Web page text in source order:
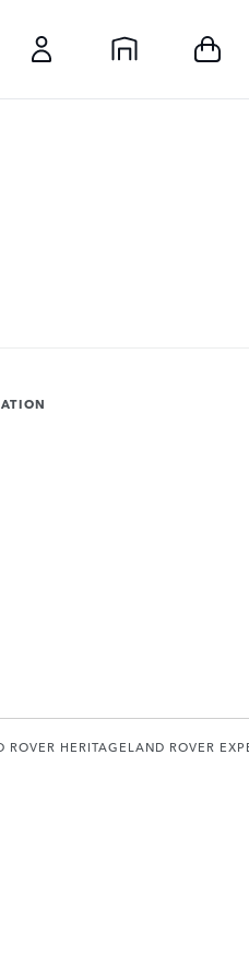
Search
ROVER HERITAGELAND ROVER